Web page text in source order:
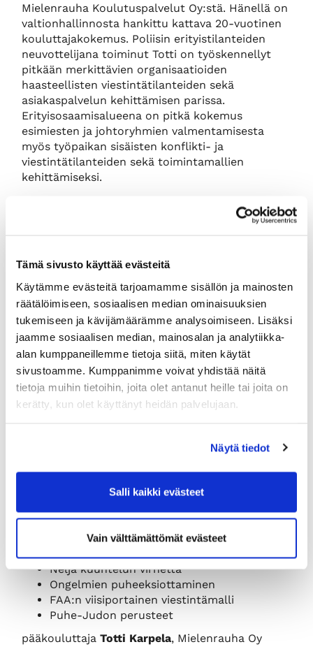
Tämä sivusto käyttää evästeitä
Käytämme evästeitä tarjoamamme sisällön ja mainosten
räätälöimiseen, sosiaalisen median ominaisuuksien
tukemiseen ja kävijämäärämme analysoimiseen. Lisäksi
jaamme sosiaalisen median, mainosalan ja analytiikka-
alan kumppaneillemme tietoja siitä, miten käytät
sivustoamme. Kumppanimme voivat yhdistää näitä
tietoja muihin tietoihin, joita olet antanut heille tai joita on
kerätty, kun olet käyttänyt heidän palvelujaan.
Näytä tiedot
Salli kaikki evästeet
Vain välttämättömät evästeet
Mielenrauha Koulutuspalvelut Oy:stä. Hänellä on
valtionhallinnosta hankittu kattava 20-vuotinen
kouluttajakokemus. Poliisin erityistilanteiden
neuvottelijana toiminut Totti on työskennellyt
pitkään merkittävien organisaatioiden
haasteellisten viestintätilanteiden sekä
asiakaspalvelun kehittämisen parissa.
Erityisosaamisalueena on pitkä kokemus
esimiesten ja johtoryhmien valmentamisesta
myös työpaikan sisäisten konflikti- ja
viestintätilanteiden sekä toimintamallien
kehittämiseksi.
12.30
Työpaikan haastavat sisäiset
vuorovaikutustilanteet
Kun kemiat eivät kohtaa
Kaikki on viestintää
Työyhteisötaidot velvoittavat työntekijöitä ja
esimiehiä
Myönteisen ilmapiirin rakentaminen arjessa
24h-sääntö puheeksiottamiseen
Psyykkinen itsesäätely eli oman
mielekkyyden ylläpitäminen hankalissakin
Muutos- ja kriisitilanteiden vaikutus yksilön
jaksamiseen, SCARF-malli
Neljä kuuntelun virhettä
Ongelmien puheeksiottaminen
FAA:n viisiportainen viestintämalli
Puhe-Judon perusteet
pääkouluttaja Totti Karpela, Mielenrauha Oy